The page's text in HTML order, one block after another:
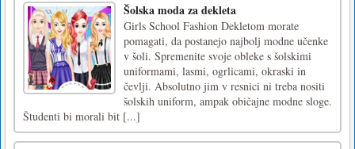
Šolska moda za dekleta
Girls School Fashion Dekletom morate
pomagati, da postanejo najbolj modne učenke
v šoli. Spremenite svoje obleke s šolskimi
uniformami, lasmi, ogrlicami, okraski in
čevlji. Absolutno jim v resnici ni treba nositi
šolskih uniform, ampak običajne modne sloge.
Študenti bi morali bit [...]